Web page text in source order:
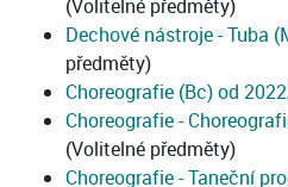
(Volitelné předměty)
Dechové nástroje - Tuba
předměty)
Choreografie (Bc) od
Choreografie -
(Volitelné předměty)
Choreografie - Taneční